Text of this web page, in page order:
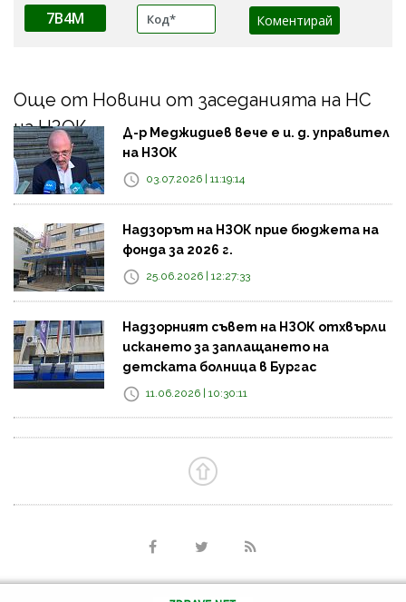
7B4M
Още от Новини от заседанията на НС
на НЗОК
Д-р Меджидиев вече е и. д. управител
на НЗОК
03.07.2026 | 11:19:14
Надзорът на НЗОК прие бюджета на
фонда за 2026 г.
25.06.2026 | 12:27:33
Надзорният съвет на НЗОК отхвърли
искането за заплащането на
детската болница в Бургас
11.06.2026 | 10:30:11